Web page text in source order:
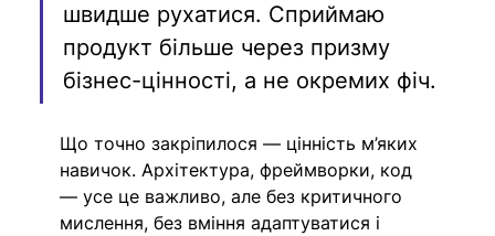
швидше рухатися. Сприймаю
продукт більше через призму
бізнес-цінності, а не окремих фіч.
Що точно закріпилося — цінність м’яких
навичок. Архітектура, фреймворки, код
— усе це важливо, але без критичного
мислення, без вміння адаптуватися і